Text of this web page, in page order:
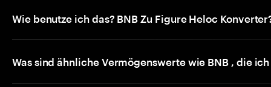
Wie benutze ich das? BNB Zu Figure Heloc
Was sind ähnliche Vermögenswerte wie BNB , die